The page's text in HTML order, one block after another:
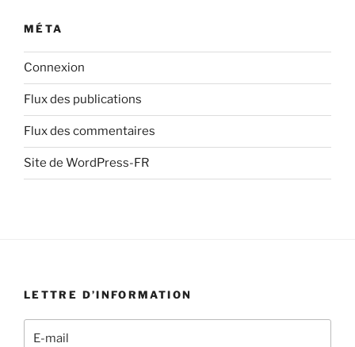
MÉTA
Connexion
Flux des publications
Flux des commentaires
Site de WordPress-FR
LETTRE D’INFORMATION